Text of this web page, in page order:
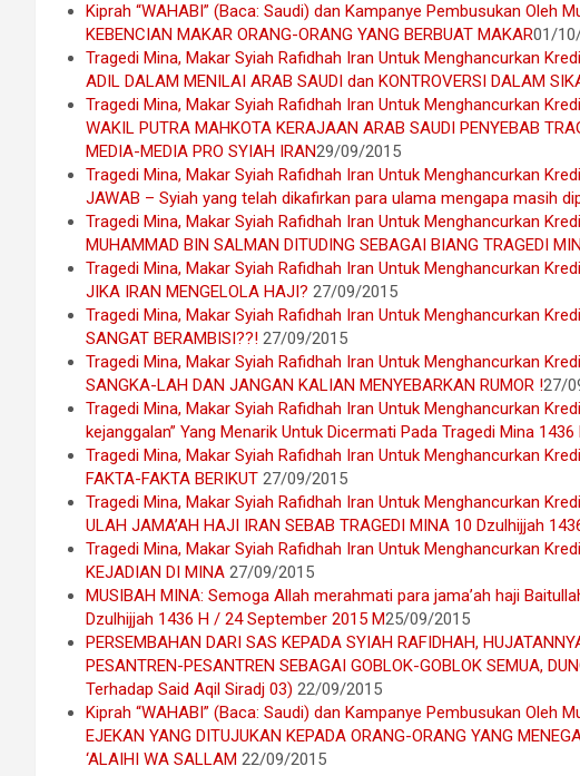
Kiprah “WAHABI” (Baca: Saudi) dan Kampanye Pembusukan Oleh
KEBENCIAN MAKAR ORANG-ORANG YANG BERBUAT MAKAR01/
Tragedi Mina, Makar Syiah Rafidhah Iran Untuk Menghancurkan
ADIL DALAM MENILAI ARAB SAUDI dan KONTROVERSI DALAM
Tragedi Mina, Makar Syiah Rafidhah Iran Untuk Menghancurkan
WAKIL PUTRA MAHKOTA KERAJAAN ARAB SAUDI PENYEBAB
MEDIA-MEDIA PRO SYIAH IRAN29/09/2015
Tragedi Mina, Makar Syiah Rafidhah Iran Untuk Menghancurkan
JAWAB – Syiah yang telah dikafirkan para ulama mengapa masih
Tragedi Mina, Makar Syiah Rafidhah Iran Untuk Menghancurkan
MUHAMMAD BIN SALMAN DITUDING SEBAGAI BIANG TRAGEDI
Tragedi Mina, Makar Syiah Rafidhah Iran Untuk Menghancurkan
JIKA IRAN MENGELOLA HAJI? 27/09/2015
Tragedi Mina, Makar Syiah Rafidhah Iran Untuk Menghancurkan
SANGAT BERAMBISI??! 27/09/2015
Tragedi Mina, Makar Syiah Rafidhah Iran Untuk Menghancurkan
SANGKA-LAH DAN JANGAN KALIAN MENYEBARKAN RUMOR !27/
Tragedi Mina, Makar Syiah Rafidhah Iran Untuk Menghancurkan
kejanggalan” Yang Menarik Untuk Dicermati Pada Tragedi Mina 1436
Tragedi Mina, Makar Syiah Rafidhah Iran Untuk Menghancurkan
FAKTA-FAKTA BERIKUT 27/09/2015
Tragedi Mina, Makar Syiah Rafidhah Iran Untuk Menghancurkan
ULAH JAMA’AH HAJI IRAN SEBAB TRAGEDI MINA 10 Dzulhijjah
Tragedi Mina, Makar Syiah Rafidhah Iran Untuk Menghancurkan
KEJADIAN DI MINA 27/09/2015
MUSIBAH MINA: Semoga Allah merahmati para jama’ah haji
Dzulhijjah 1436 H / 24 September 2015 M25/09/2015
PERSEMBAHAN DARI SAS KEPADA SYIAH RAFIDHAH,
PESANTREN-PESANTREN SEBAGAI GOBLOK-GOBLOK SEMUA,
Terhadap Said Aqil Siradj 03) 22/09/2015
Kiprah “WAHABI” (Baca: Saudi) dan Kampanye Pembusukan Oleh
EJEKAN YANG DITUJUKAN KEPADA ORANG-ORANG YANG
‘ALAIHI WA SALLAM 22/09/2015